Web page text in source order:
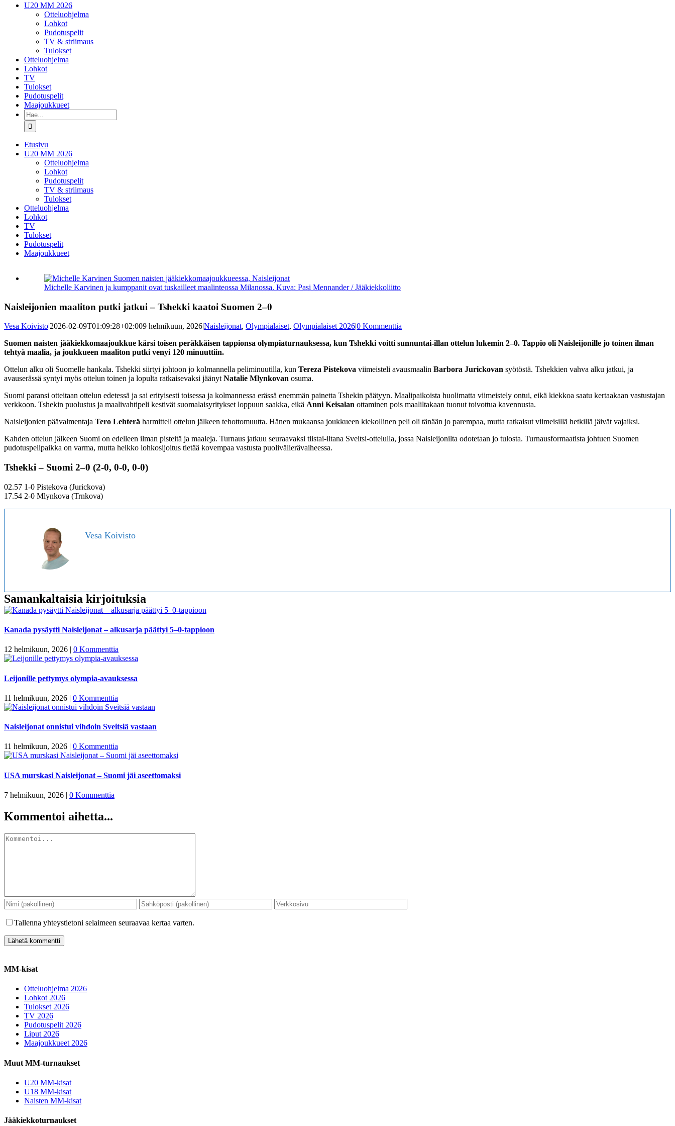
U20 MM 2026
Otteluohjelma
Lohkot
Pudotuspelit
TV & striimaus
Tulokset
Otteluohjelma
Lohkot
TV
Tulokset
Pudotuspelit
Maajoukkueet
Etsi
...
Etusivu
U20 MM 2026
Otteluohjelma
Lohkot
Pudotuspelit
TV & striimaus
Tulokset
Otteluohjelma
Lohkot
TV
Tulokset
Pudotuspelit
Maajoukkueet
Michelle Karvinen ja kumppanit ovat tuskailleet maalinteossa Milanossa. Kuva: Pasi Mennander / Jääkiekkoliitto
Naisleijonien maaliton putki jatkui – Tshekki kaatoi Suomen 2–0
Vesa Koivisto|2026-02-09T01:09:28+02:009 helmikuun, 2026|Naisleijonat, Olympialaiset, Olympialaiset 2026|0 Kommenttia
Suomen naisten jääkiekkomaajoukkue kärsi toisen peräkkäisen tappionsa olympiaturnauksessa, kun Tshekki voitti sunnuntai-illan ottelun lukemin 2–0. Tappio oli Naisleijonille jo toinen ilman
tehtyä maalia, ja joukkueen maaliton putki venyi 120 minuuttiin.
Ottelun alku oli Suomelle hankala. Tshekki siirtyi johtoon jo kolmannella peliminuutilla, kun Tereza Pistekova viimeisteli avausmaalin Barbora Jurickovan syötöstä. Tshekkien vahva alku jatkui, ja
avauserässä syntyi myös ottelun toinen ja lopulta ratkaisevaksi jäänytNatalie Mlynkovan osuma.
Suomi paransi otteitaan ottelun edetessä ja sai erityisesti toisessa ja kolmannessa erässä enemmän painetta Tshekin päätyyn. Maalipaikoista huolimatta viimeistely ontui, eikä kiekkoa saatu kertaakaan vastustajan
verkkoon. Tshekin puolustus ja maalivahtipeli kestivät suomalaisyritykset loppuun saakka, eikä Anni Keisalan ottaminen pois maaliltakaan tuonut toivottua kavennusta.
Naisleijonien päävalmentaja Tero Lehterä harmitteli ottelun jälkeen tehottomuutta. Hänen mukaansa joukkueen kiekollinen peli oli tänään jo parempaa, mutta ratkaisut viimeisillä hetkillä jäivät vajaiksi.
Kahden ottelun jälkeen Suomi on edelleen ilman pisteitä ja maaleja. Turnaus jatkuu seuraavaksi tiistai-iltana Sveitsi-ottelulla, jossa Naisleijonilta odotetaan jo tulosta. Turnausformaatista johtuen Suomen
pudotuspelipaikka on varma, mutta heikko lohkosijoitus tietää kovempaa vastusta puolivälierävaiheessa.
Tshekki – Suomi 2–0 (2-0, 0-0, 0-0)
02.57 1-0 Pistekova (Jurickova)
17.54 2-0 Mlynkova (Trnkova)
Vesa Koivisto
Samankaltaisia kirjoituksia
Kanada pysäytti Naisleijonat – alkusarja päättyi 5–0-tappioon
12 helmikuun, 2026 | 0 Kommenttia
Leijonille pettymys olympia-avauksessa
11 helmikuun, 2026 | 0 Kommenttia
Naisleijonat onnistui vihdoin Sveitsiä vastaan
11 helmikuun, 2026 0 Kommenttia
USA murskasi Naisleijonat – Suomi jäi aseettomaksi
7 helmikuun, 2026 | 0 Kommenttia
Kommentoi aihetta...
Kommentti
Tallenna yhteystietoni selaimeen seuraavaa kertaa varten.
MM-kisat
Otteluohjelma 2026
Lohkot 2026
Tulokset 2026
TV 2026
Pudotuspelit 2026
Liput 2026
Maajoukkueet 2026
Muut MM-turnaukset
U20 MM-kisat
U18 MM-kisat
Naisten MM-kisat
Jääkiekkoturnaukset